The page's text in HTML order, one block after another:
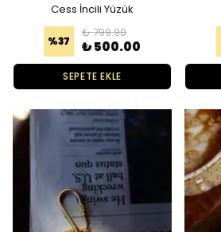
Cess İncili Yüzük
%37
₺ 799.90
₺ 500.00
SEPETE EKLE